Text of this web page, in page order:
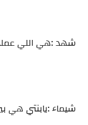
شهد :هي اللي
شيماء :يابنتي هي